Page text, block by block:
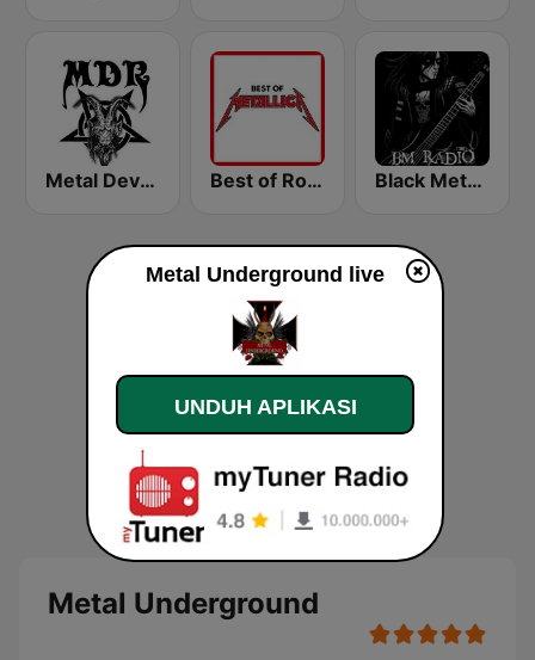
Metal Devastation Radio Best of Rock - Metallica Black Metal Radio
Metal Underground
Metal Underground live
UNDUH APLIKASI